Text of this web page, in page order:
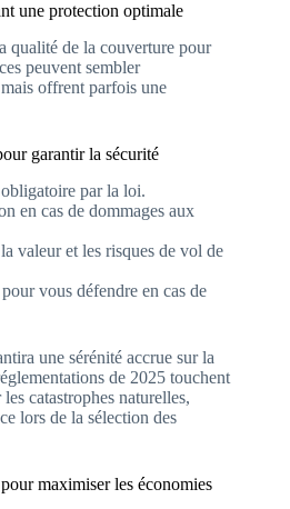
une protection optimale
qualité de la couverture pour
peuvent sembler
offrent parfois une
garantir la sécurité
par la loi.
en cas de dommages aux
valeur et les risques de vol de
pour vous défendre en cas de
une sérénité accrue sur la
de 2025 touchent
catastrophes naturelles,
lors de la sélection des
maximiser les économies